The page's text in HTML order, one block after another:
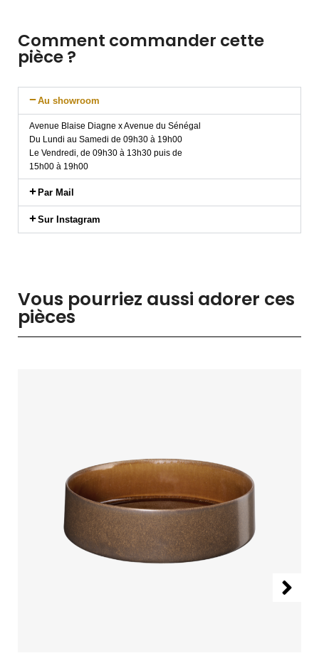
Comment commander cette
pièce ?
Au showroom
Avenue Blaise Diagne x Avenue du Sénégal
Du Lundi au Samedi de 09h30 à 19h00
Le Vendredi, de 09h30 à 13h30 puis de
15h00 à 19h00
Par Mail
Sur Instagram
Vous pourriez aussi adorer ces
pièces